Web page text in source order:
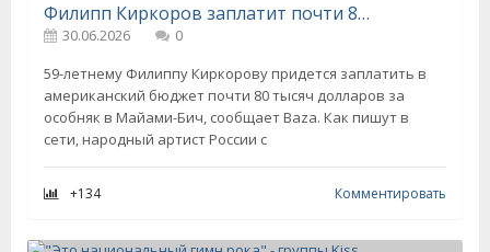
Филипп Киркоров заплатит почти 80 тысяч долларов в казну США
30.06.2026
0
59-летнему Филиппу Киркорову придется заплатить в
американский бюджет почти 80 тысяч долларов за
особняк в Майами-Бич, сообщает Baza. Как пишут в
сети, народный артист России с
+134 Комментировать